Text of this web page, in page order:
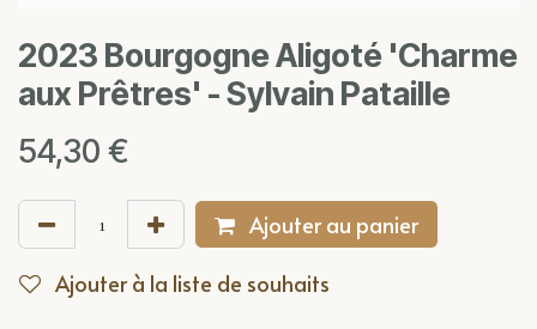
2023 Bourgogne Aligoté 'Charme
aux Prêtres' - Sylvain Pataille
54,30 €
Ajouter au panier
Ajouter à la liste de souhaits